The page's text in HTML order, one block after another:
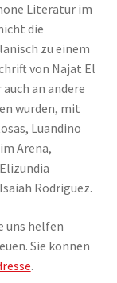
Literatur im
die
zu einem
von Najat El
an andere
wurden, mit
Luandino
Arena,
Rodriguez.
uns helfen
Sie können
.